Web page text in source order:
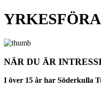
NÄR DU ÄR
I över 15 år har Söderkulla